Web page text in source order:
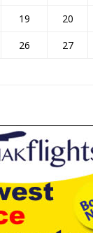
19 20
26 27